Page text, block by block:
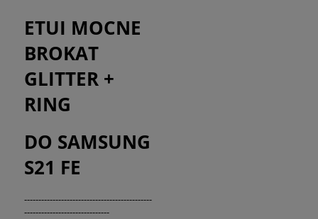
ETUI MOCNE
BROKAT
GLITTER +
RING
DO SAMSUNG
S21 FE
---------------------------------------------
------------------------------